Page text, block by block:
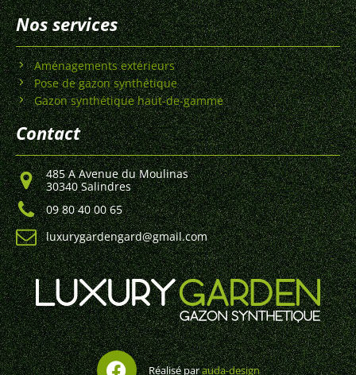
Nos services
Aménagements extérieurs
Pose de gazon synthétique
Gazon synthétique haut-de-gamme
Contact
485 A Avenue du Moulinas
30340 Salindres
09 80 40 00 65
luxurygardengard@gmail.com
Réalisé parauda-design